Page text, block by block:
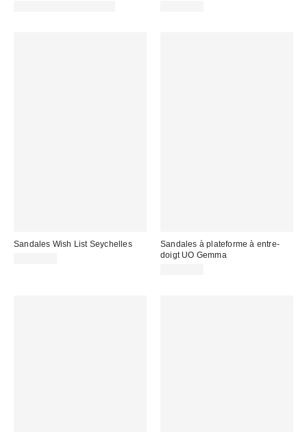
Sandales Wish List Seychelles
Sandales à plateforme à entre-
doigt UO Gemma